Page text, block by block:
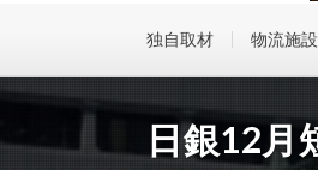
独自取材 物流施
日銀12月